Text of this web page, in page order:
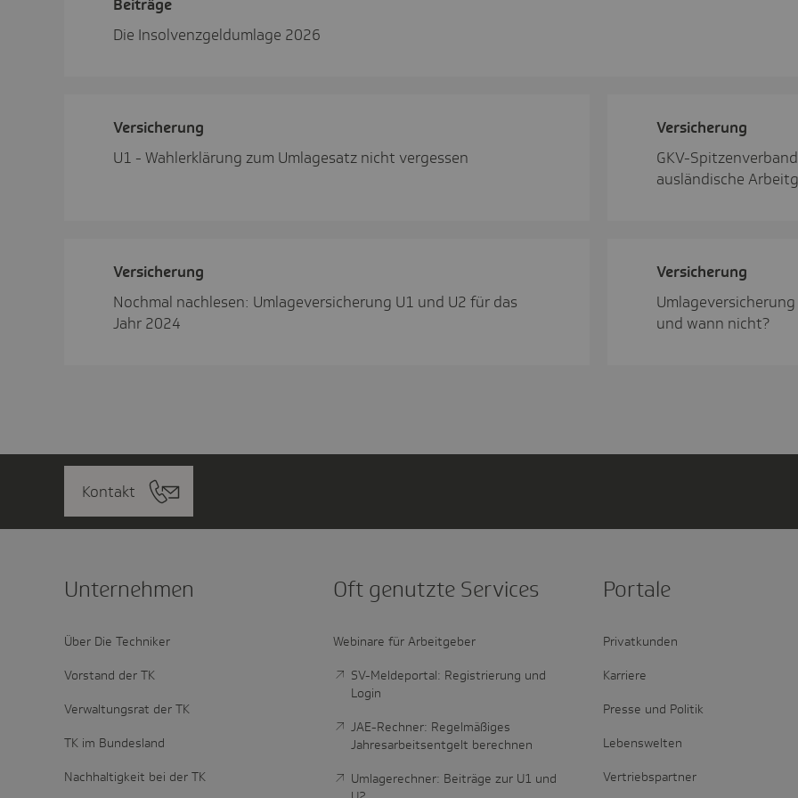
Beiträge
Die Insolvenzgeldumlage 2026
Versi­che­rung
U1 - Wahlerklärung zum Umlagesatz nicht vergessen
Versi­che­rung
GKV-
ausländische
Versi­che­rung
Nochmal nachlesen: Umlageversicherung U1 und U2 für das
Jahr 2024
Versi­che­rung
und wann nicht?
Kontakt
Unter­nehmen
Über Die Techniker
Vorstand der TK
Verwaltungsrat der TK
TK im Bundesland
Nachhaltigkeit bei der TK
Oft genutzte Services
Webinare für Arbeitgeber
SV-Meldeportal: Registrierung und
Login
JAE-Rechner: Regelmäßiges
Jahresarbeitsentgelt berechnen
Umlagerechner: Beiträge zur U1 und
Portale
Privatkunden
Karriere
Presse und Politik
Lebenswelten
Vertriebspartner